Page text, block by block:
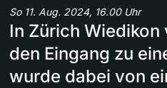
So 11. Aug. 2024, 16.00 Uhr
In Zürich
den Eingang zu
wurde dabei von